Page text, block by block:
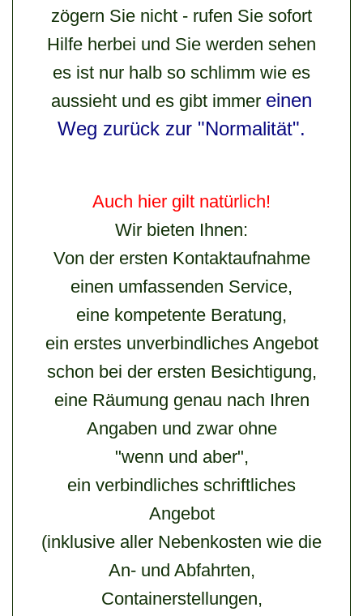
zögern Sie nicht - rufen Sie sofort
Hilfe herbei und Sie werden sehen
es ist nur halb so schlimm wie es
aussieht und es gibt immer einen
Weg zurück zur "Normalität".
Auch hier gilt natürlich!
Wir bieten Ihnen:
Von der ersten Kontaktaufnahme
einen umfassenden Service,
eine kompetente Beratung,
ein erstes unverbindliches Angebot
schon bei der ersten Besichtigung,
eine Räumung genau nach Ihren
Angaben und zwar ohne
"wenn und aber",
ein verbindliches schriftliches
Angebot
(inklusive aller Nebenkosten wie die
An- und Abfahrten,
Containerstellungen,